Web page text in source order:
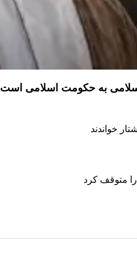
به حکومت اسلامی است
خواندند
متوقف کرد